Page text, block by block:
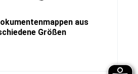
aus
Größen